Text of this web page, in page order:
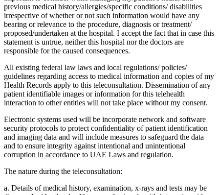
previous medical history/allergies/specific conditions/ disabilities
irrespective of whether or not such information would have any
bearing or relevance to the procedure, diagnosis or treatment/
proposed/undertaken at the hospital. I accept the fact that in case this
statement is untrue, neither this hospital nor the doctors are
responsible for the caused consequences.
All existing federal law laws and local regulations/ policies/
guidelines regarding access to medical information and copies of my
Health Records apply to this teleconsultation. Dissemination of any
patient identifiable images or information for this telehealth
interaction to other entities will not take place without my consent.
Electronic systems used will be incorporate network and software
security protocols to protect confidentiality of patient identification
and imaging data and will include measures to safeguard the data
and to ensure integrity against intentional and unintentional
corruption in accordance to UAE Laws and regulation.
The nature during the teleconsultation:
a. Details of medical history, examination, x-rays and tests may be